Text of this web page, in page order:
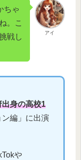
アイ
ちゃ
。こ
戦し
出身の高校1
編」に出演
や